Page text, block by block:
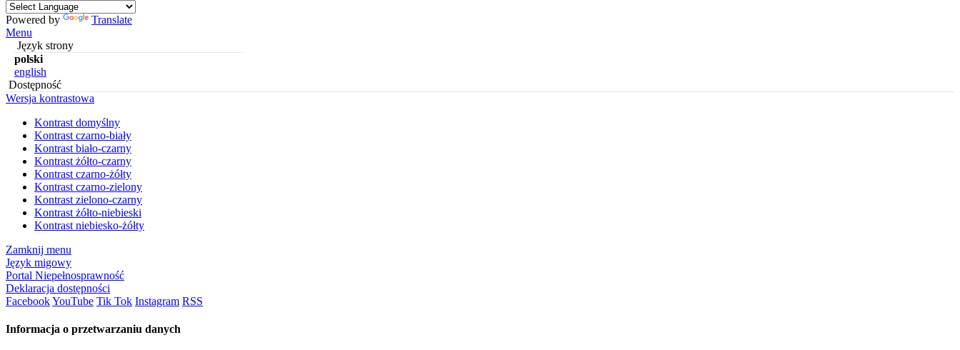
Powered by
Translate
Menu
Język strony
polski
english
Dostępność
Wersja kontrastowa
Kontrast domyślny
Kontrast czarno-biały
Kontrast biało-czarny
Kontrast żółto-czarny
Kontrast czarno-żółty
Kontrast czarno-zielony
Kontrast zielono-czarny
Kontrast żółto-niebieski
Kontrast niebiesko-żółty
Zamknij menu
Język migowy
Portal Niepełnosprawność
Deklaracja dostępności
FacebookYouTube Tik Tok Instagram RSS
Informacja o przetwarzaniu danych